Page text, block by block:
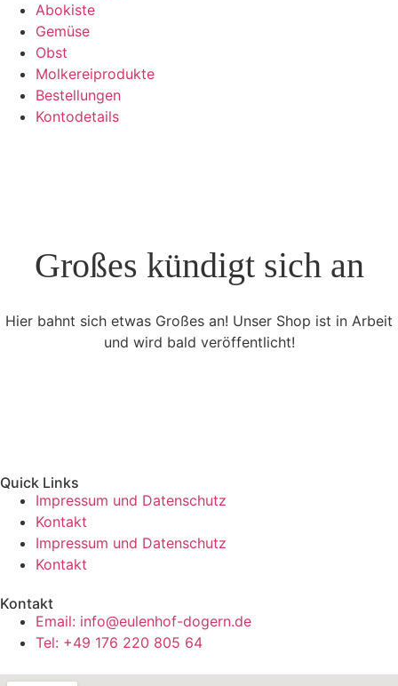
Abokiste
Gemüse
Obst
Molkereiprodukte
Bestellungen
Kontodetails
Großes kündigt sich an
Hier bahnt sich etwas Großes an! Unser Shop ist in Arbeit
und wird bald veröffentlicht!
Quick Links
Impressum und Datenschutz
Kontakt
Impressum und Datenschutz
Kontakt
Kontakt
Email: info@eulenhof-dogern.de
Tel: +49 176 220 805 64